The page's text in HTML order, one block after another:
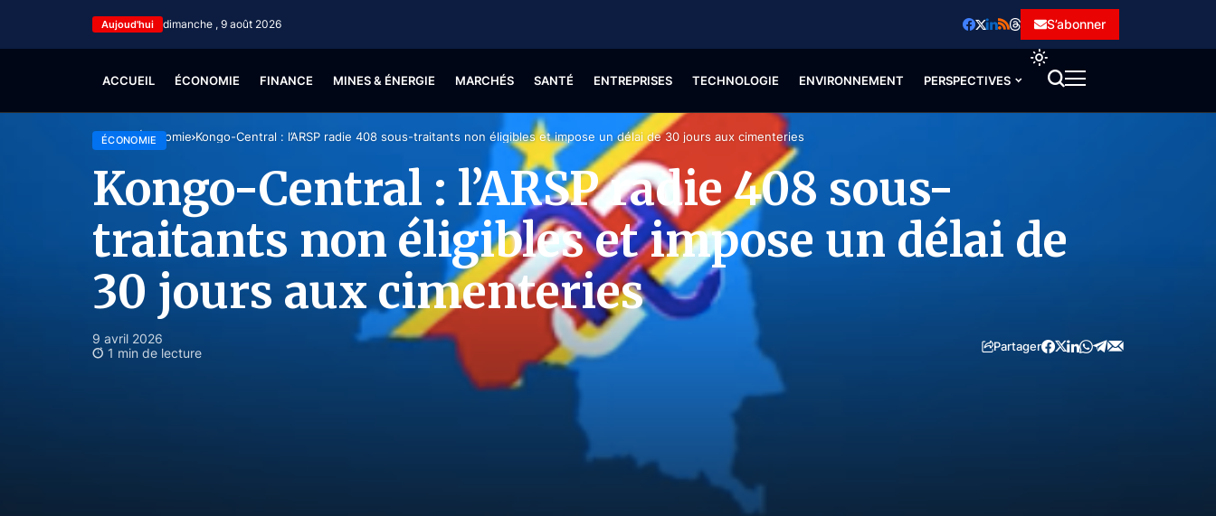
Aujoud'hui dimanche , 9 août 2026 S’abonner
ACCUEIL ÉCONOMIE FINANCE MINES & ÉNERGIE MARCHÉS SANTÉ ENTREPRISES TECHNOLOGIE ENVIRONNEMENT PERSPECTIVES
Accueil Économie Kongo-Central : l’ARSP radie 408 sous-traitants non éligibles et impose un délai de 30 jours aux cimenteries
ÉCONOMIE
Kongo-Central : l’ARSP radie 408 sous-
traitants non éligibles et impose un délai de
30 jours aux cimenteries
9 avril 2026
1 min de lecture
Partager